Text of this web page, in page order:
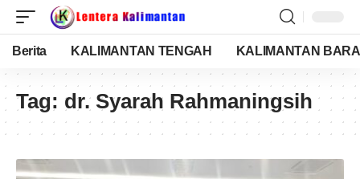
Berita KALIMANTAN TENGAH KALIMANTAN
Tag: dr. Syarah Rahmaningsih